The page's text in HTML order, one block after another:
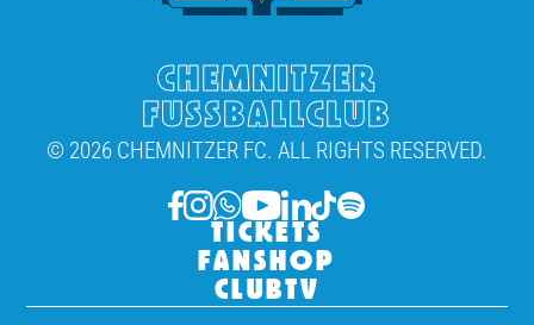
CHEMNITZER
FUSSBALLCLUB
© 2026 CHEMNITZER FC. ALL RIGHTS RESERVED.
TICKETS
FANSHOP
CLUBTV